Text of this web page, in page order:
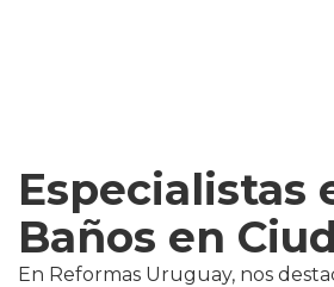
Especialistas
Baños en
En Reformas Uruguay, nos